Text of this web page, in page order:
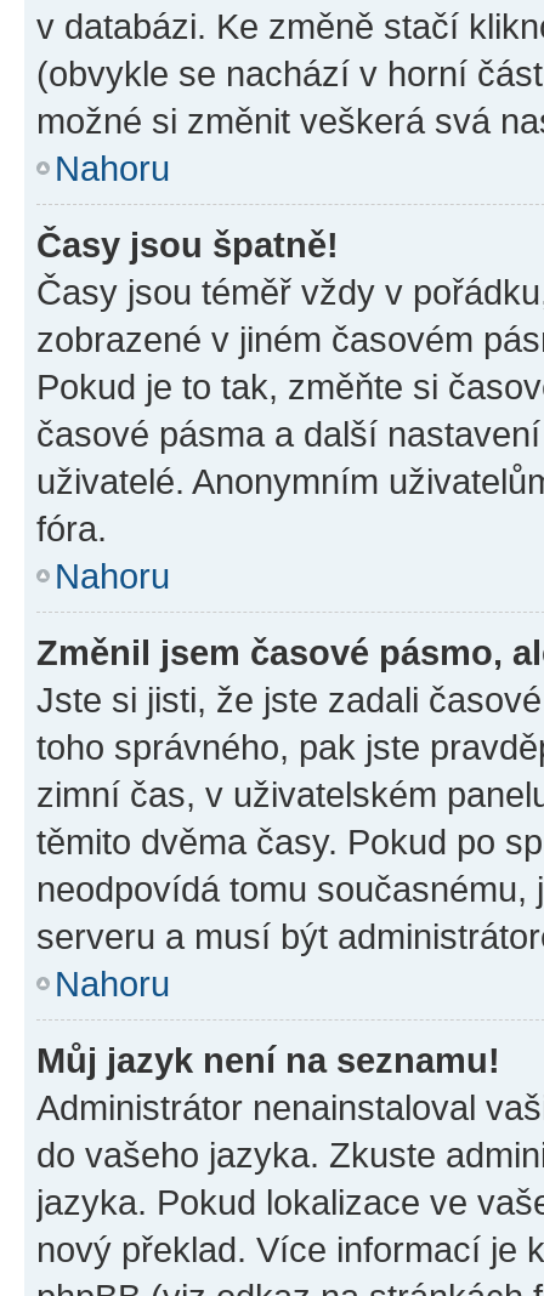
v databázi. Ke změně stačí
(obvykle se nachází v horní
možné si změnit veškerá svá
Nahoru
Časy jsou špatně!
Časy jsou téměř vždy v
zobrazené v jiném časovém
Pokud je to tak, změňte si
časové pásma a další
uživatelé. Anonymním
fóra.
Nahoru
Změnil jsem časové pásmo,
Jste si jisti, že jste zadali
toho správného, pak jste
zimní čas, v uživatelském
těmito dvěma časy. Pokud po
neodpovídá tomu
serveru a musí být
Nahoru
Můj jazyk není na seznamu!
Administrátor nenainstaloval
do vašeho jazyka. Zkuste
jazyka. Pokud lokalizace ve
nový překlad. Více informací je